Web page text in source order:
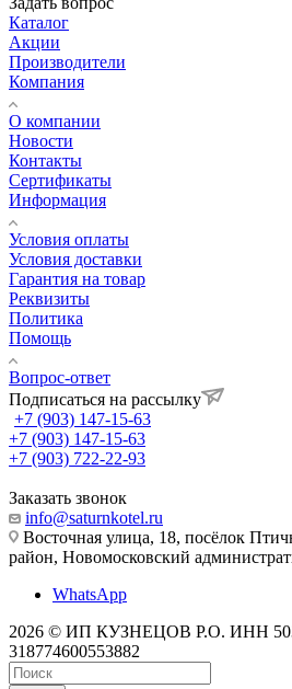
Каталог
Акции
Производители
Компания
О компании
Новости
Контакты
Сертификаты
Информация
Условия оплаты
Условия доставки
Гарантия на товар
Реквизиты
Политика
Помощь
Вопрос-ответ
Подписаться на рассылку
+7 (903) 147-15-63
+7 (903) 147-15-63
+7 (903) 722-22-93
Заказать звонок
info@saturnkotel.ru
Восточная улица, 18, посёлок
район, Новомосковский
WhatsApp
2026 © ИП КУЗНЕЦОВ Р.О. ИНН
318774600553882